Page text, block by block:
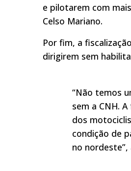
e pilotarem com
Celso Mariano.
Por fim, a
dirigirem sem
“Não temos
sem a CNH.
dos
condição de
no